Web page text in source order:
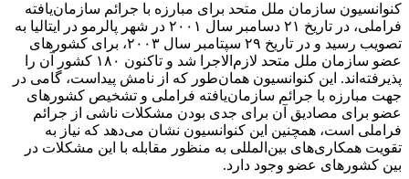
کنوانسیون سازمان ملل متحد برای مبارزه با جرائم سازمان‌یافته
فراملی، در تاریخ ۲۱ دسامبر سال ۲۰۰۱ در شهر پالرمو در ایتالیا به
تصویب رسید و در تاریخ ۲۹ سپتامبر سال ۲۰۰۳، برای کشورهای
عضو سازمان ملل متحد لازم‌الاجرا شد و تاکنون ۱۸۰ کشور آن را
پذیرفته‌اند. این کنوانسیون همان‌طور که از نامش پیداست، گامی در
جهت مبارزه با جرائم سازمان‌یافته فراملی و تشخیص کشورهای
عضو برای مصادیق آن برای جدی بودن مشکلات ناشی از جرائم
فراملی است، همچنین این کنوانسیون نشان‌ می‌دهد که نیاز به
تقویت همکاری‌های بین‌المللی به منظور مقابله با این مشکلات در
بین کشورهای عضو وجود دارد.